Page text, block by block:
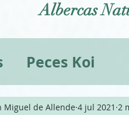
Albercas
Peces Koi
Miguel de Allende 4 jul 2021 2